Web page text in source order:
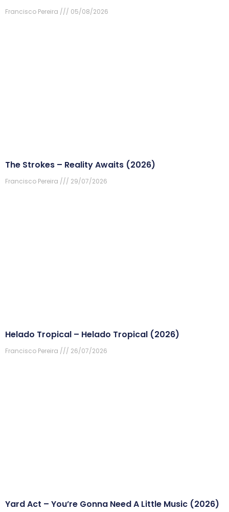
Francisco Pereira 05/08/2026
The Strokes – Reality Awaits (2026)
Francisco Pereira 29/07/2026
Helado Tropical – Helado Tropical (2026)
Francisco Pereira 26/07/2026
Yard Act – You’re Gonna Need A Little Music (2026)